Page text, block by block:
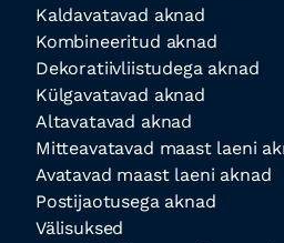
Kaldavatavad aknad
Kombineeritud aknad
Dekoratiivliistudega aknad
Külgavatavad aknad
Altavatavad aknad
Mitteavatavad maast laeni
Avatavad maast laeni aknad
Postijaotusega aknad
Välisuksed